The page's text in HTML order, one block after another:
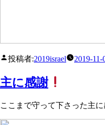
投稿者:2019israel 2019-
主に感謝
ここまで守って下さった主